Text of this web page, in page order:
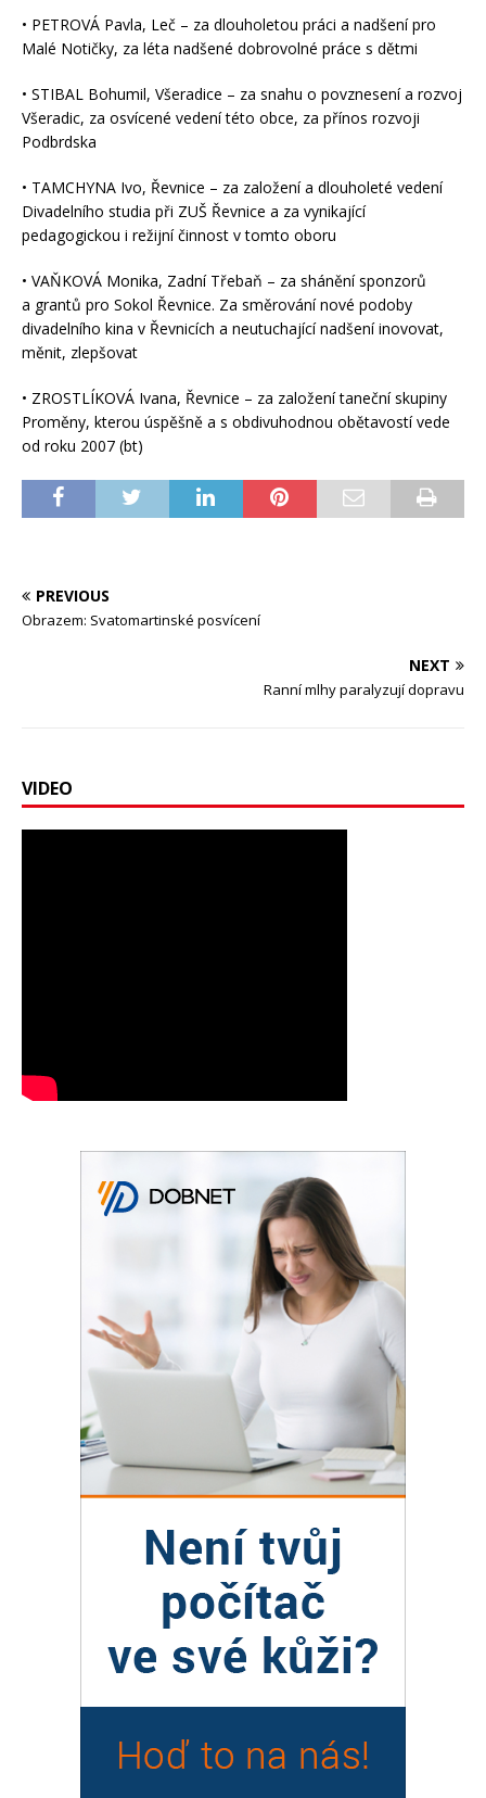
• PETROVÁ Pavla, Leč – za dlouholetou práci a nadšení pro
Malé Notičky, za léta nadšené dobrovolné práce s dětmi
• STIBAL Bohumil, Všeradice – za snahu o povznesení a rozvoj
Všeradic, za osvícené vedení této obce, za přínos rozvoji
Podbrdska
• TAMCHYNA Ivo, Řevnice – za založení a dlouholeté vedení
Divadelního studia při ZUŠ Řevnice a za vynikající
pedagogickou i režijní činnost v tomto oboru
• VAŇKOVÁ Monika, Zadní Třebaň – za shánění sponzorů
a grantů pro Sokol Řevnice. Za směrování nové podoby
divadelního kina v Řevnicích a neutuchající nadšení inovovat,
měnit, zlepšovat
• ZROSTLÍKOVÁ Ivana, Řevnice – za založení taneční skupiny
Proměny, kterou úspěšně a s obdivuhodnou obětavostí vede
od roku 2007 (bt)
PREVIOUS
Obrazem: Svatomartinské posvícení
NEXT
Ranní mlhy paralyzují dopravu
VIDEO